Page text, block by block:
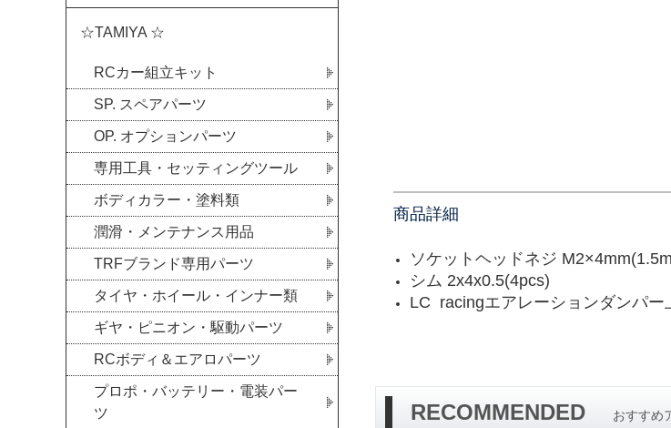
商品詳細
ソケットヘッドネジ
シム 2x4x0.5(4pcs)
LC racingエアレーションダンパー
RECOMMENDED おすすめ
☆TAMIYA ☆
RCカー組立キット
SP. スペアパーツ
OP. オプションパーツ
専用工具・セッティングツール
ボディカラー・塗料類
潤滑・メンテナンス用品
TRFブランド専用パーツ
タイヤ・ホイール・インナー類
ギヤ・ピニオン・駆動パーツ
RCボディ＆エアロパーツ
プロポ・バッテリー・電装パー
ツ